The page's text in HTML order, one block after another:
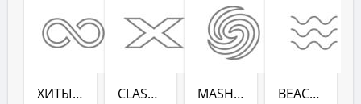
ХИТЫ ВСЕХ ВРЕ­МЕН (RADIO RECORD) CLASSIX (RADIO RECORD) MASHUP (РАДИО РЕКОРД) BEACH PARTY (РАДИО РЕКОРД)